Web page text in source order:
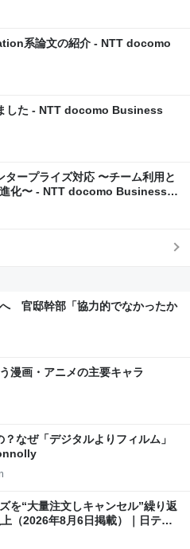
系論文の紹介 - NTT docomo
した - NTT docomo Business
ープライズ対応 〜チーム利用と
化〜 - NTT docomo Business
官邸幹部「協力的でなかったか
漫画・アニメの主要キャラ
なぜ「デジタルよりフィルム」
を“大量注文しキャンセル”繰り返
2026年8月6日掲載）｜日テレ